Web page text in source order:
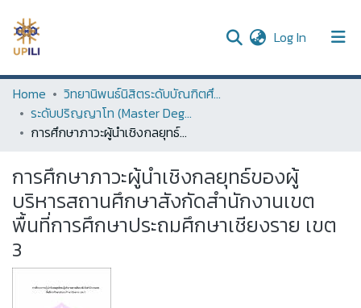
Log In (current)
UPDC
Communities & Collections
Statistics
Home
วิทยานิพนธ์นิสิตระดับบัณฑิตศึกษา (Thesis of Graduate Students)
ระดับปริญญาโท (Master Degree)
การศึกษาภาวะผู้นำเชิงกลยุทธ์ของผู้บริหารสถานศึกษาสังกัดสำนักงานเขตพื้นที่การศึกษาประถมศึกษาเชียงราย เขต 3
การศึกษาภาวะผู้นำเชิงกลยุทธ์ของผู้
บริหารสถานศึกษาสังกัดสำนักงานเขต
พื้นที่การศึกษาประถมศึกษาเชียงราย เขต
3